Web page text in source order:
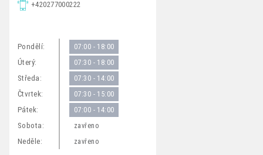
+420277000222
Pondělí: 07:00 - 18:00
Úterý: 07:30 - 18:00
Středa: 07:30 - 14:00
Čtvrtek: 07:30 - 15:00
Pátek: 07:00 - 14:00
Sobota: zavřeno
Neděle: zavřeno